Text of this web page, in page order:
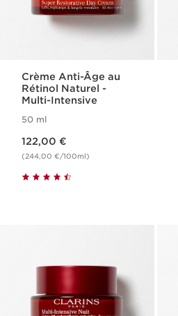
Crème Anti-Âge au
Rétinol Naturel -
Multi-Intensive
50 ml
122,00 €
(244,00 €/100ml)